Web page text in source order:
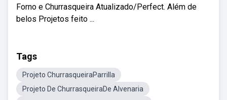
Forno e Churrasqueira Atualizado/Perfect. Além de
belos Projetos feito ...
Tags
Projeto ChurrasqueiraParrilla
Projeto De ChurrasqueiraDe Alvenaria